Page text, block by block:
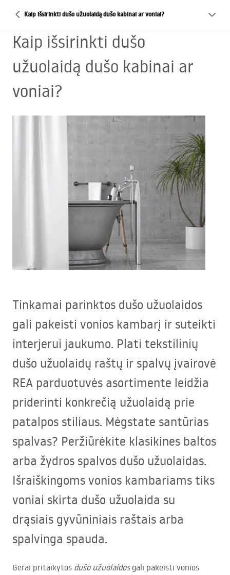
Kaip išsirinkti dušo užuolaidą dušo kabinai ar voniai?
Kaip išsirinkti dušo
užuolaidą dušo kabinai ar
voniai?
Tinkamai parinktos dušo užuolaidos
gali pakeisti vonios kambarį ir suteikti
interjerui jaukumo. Plati tekstilinių
dušo užuolaidų raštų ir spalvų įvairovė
REA parduotuvės asortimente leidžia
priderinti konkrečią užuolaidą prie
patalpos stiliaus. Mėgstate santūrias
spalvas? Peržiūrėkite klasikines baltos
arba žydros spalvos dušo užuolaidas.
Išraiškingoms vonios kambariams tiks
voniai skirta dušo užuolaida su
drąsiais gyvūniniais raštais arba
spalvinga spauda.
Gerai pritaikytos dušo užuolaidosgali pakeisti vonios